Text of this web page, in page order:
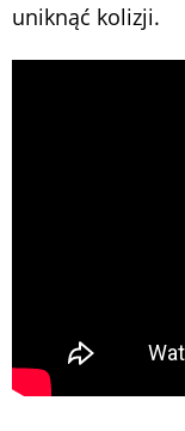
uniknąć kolizji.